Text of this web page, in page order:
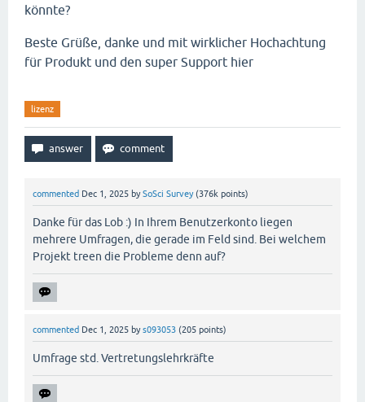
könnte?
Beste Grüße, danke und mit wirklicher Hochachtung
für Produkt und den super Support hier
lizenz
commented Dec 1, 2025 bySoSci Survey (376k points)
Danke für das Lob :) In Ihrem Benutzerkonto liegen
mehrere Umfragen, die gerade im Feld sind. Bei welchem
Projekt treen die Probleme denn auf?
commented Dec 1, 2025 bys093053 (205 points)
Umfrage std. Vertretungslehrkräfte